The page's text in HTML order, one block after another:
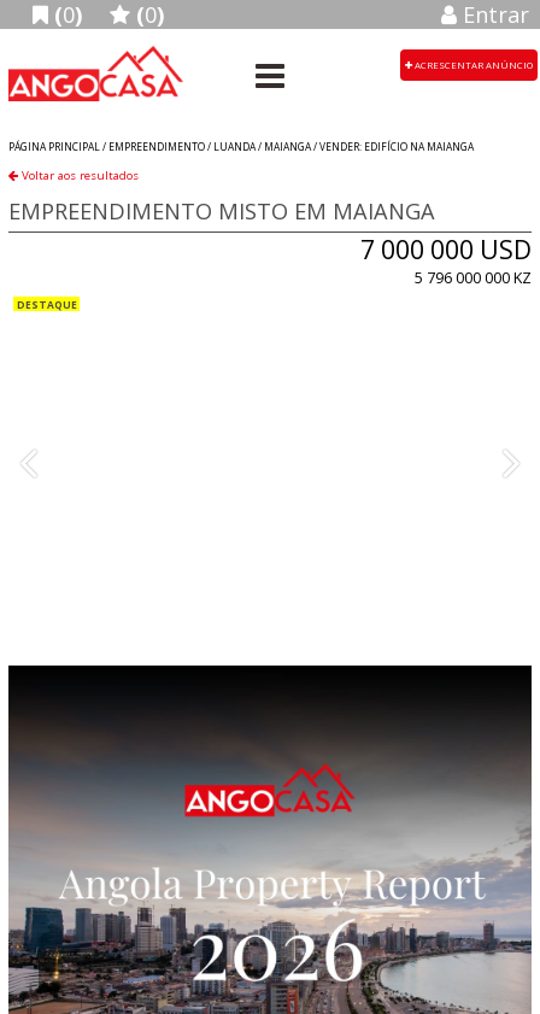
(0) (0) Entrar
ACRESCENTAR ANÚNCIO
PÁGINA PRINCIPAL / EMPREENDIMENTO/ LUANDA/ MAIANGA/VENDER: EDIFÍCIO NA MAIANGA
Voltar aos resultados
7 000 000 USD
5 796 000 000 KZ
EMPREENDIMENTO MISTO EM MAIANGA